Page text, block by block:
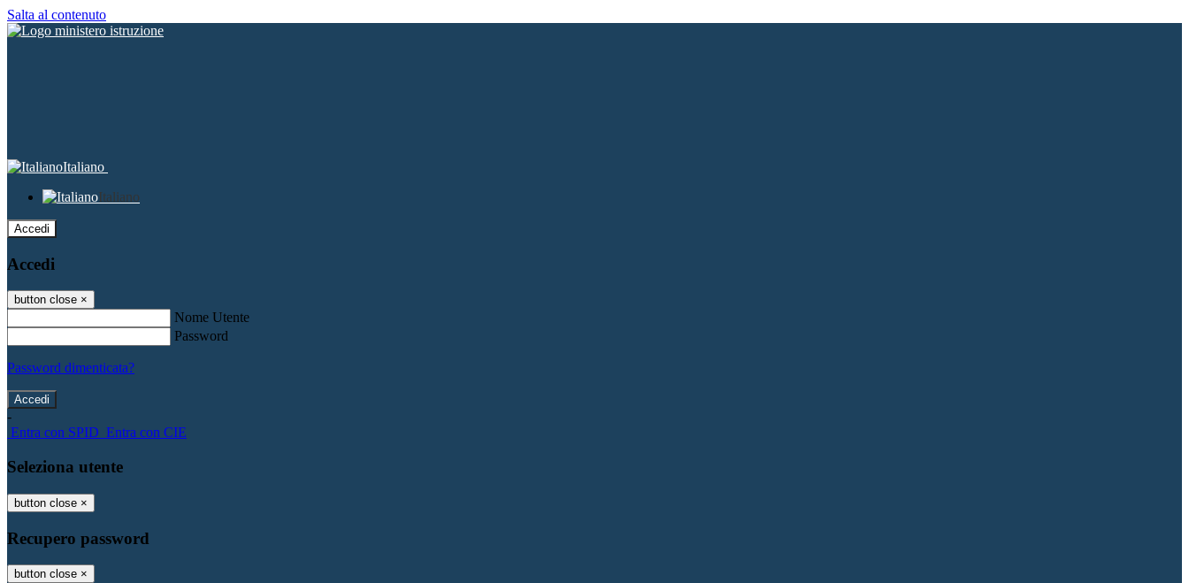
Salta al contenuto
Italiano
Italiano
Accedi
Accedi
button close ×
Nome Utente
Password
Password dimenticata?
-
Entra con SPID Entra con CIE
Seleziona utente
button close ×
Recupero password
button close ×